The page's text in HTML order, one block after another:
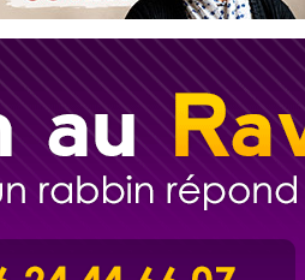
bénédiction
sur WhatsApp
pour Sauvez la jambe de Yohan
sur Zoom
sur WhatsApp
sur WhatsApp
sur WhatsApp